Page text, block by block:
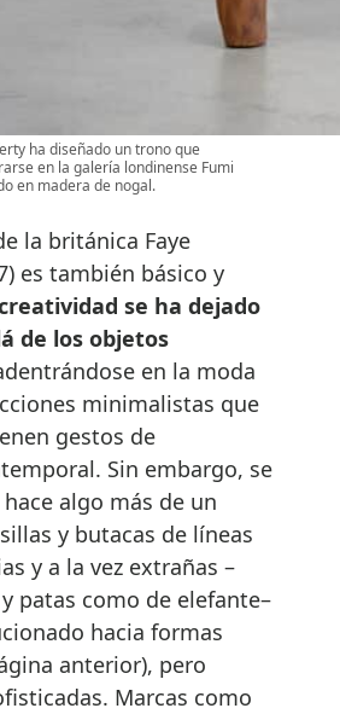
ha diseñado un trono que
en la galería londinense Fumi
en madera de nogal.
la británica Faye
es también básico y
se ha dejado
de los objetos
en la moda
minimalistas que
gestos de
Sin embargo, se
algo más de un
y butacas de líneas
y a la vez extrañas –
patas como de elefante–
hacia formas
anterior), pero
Marcas como